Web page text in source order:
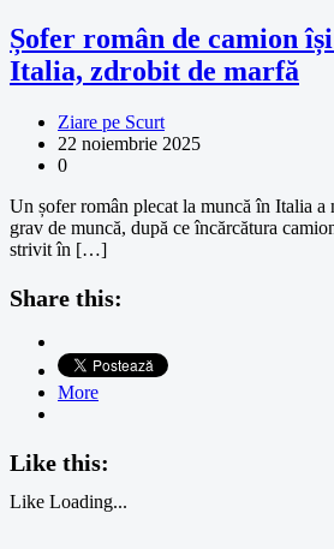
Șofer român de camion
Italia, zdrobit de marfă
Ziare pe Scurt
22 noiembrie 2025
0
Un șofer român plecat la muncă în Italia
grav de muncă, după ce încărcătura
strivit în […]
Share this:
More
Like this:
Like Loading...